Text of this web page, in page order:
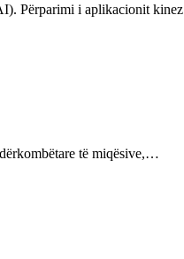
Përparimi i aplikacionit
të miqësive,…